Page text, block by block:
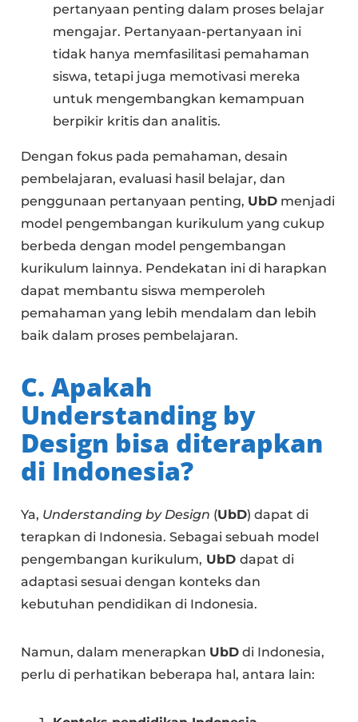
pertanyaan penting dalam proses belajar
mengajar. Pertanyaan-pertanyaan ini
tidak hanya memfasilitasi pemahaman
siswa, tetapi juga memotivasi mereka
untuk mengembangkan kemampuan
berpikir kritis dan analitis.
Dengan fokus pada pemahaman, desain
pembelajaran, evaluasi hasil belajar, dan
penggunaan pertanyaan penting, UbD menjadi
model pengembangan kurikulum yang cukup
berbeda dengan model pengembangan
kurikulum lainnya. Pendekatan ini di harapkan
dapat membantu siswa memperoleh
pemahaman yang lebih mendalam dan lebih
baik dalam proses pembelajaran.
C. Apakah
Understanding by
Design bisa diterapkan
di Indonesia?
Ya, Understanding by Design (UbD) dapat di
terapkan di Indonesia. Sebagai sebuah model
pengembangan kurikulum, UbDdapat di
adaptasi sesuai dengan konteks dan
kebutuhan pendidikan di Indonesia.
Namun, dalam menerapkan UbD di Indonesia,
perlu di perhatikan beberapa hal, antara lain: